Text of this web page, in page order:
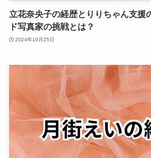
立花奈央子の経歴とりりちゃん支援
ド写真家の挑戦とは？
2024年10月25日